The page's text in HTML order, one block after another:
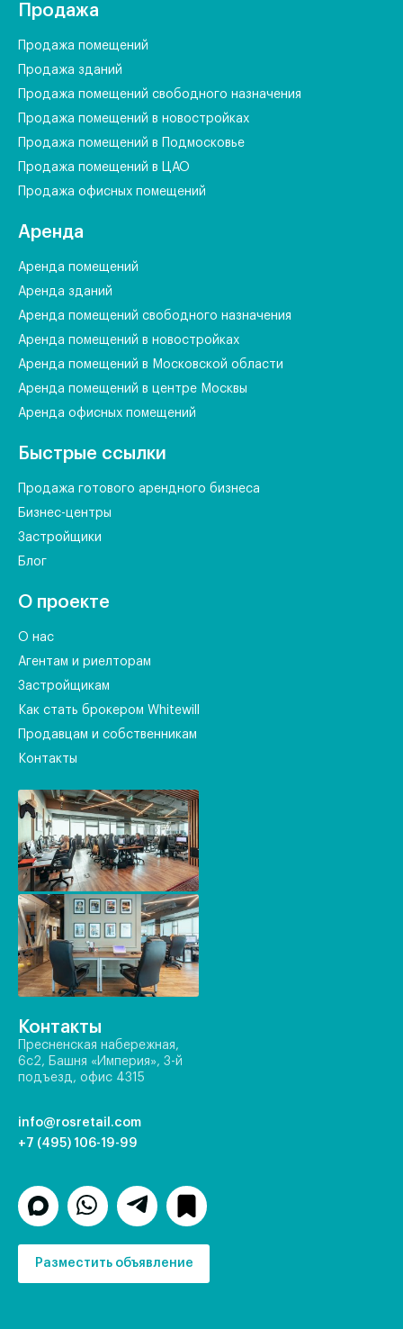
Продажа
Продажа помещений
Продажа зданий
Продажа помещений свободного назначения
Продажа помещений в новостройках
Продажа помещений в Подмосковье
Продажа помещений в ЦАО
Продажа офисных помещений
Аренда
Аренда помещений
Аренда зданий
Аренда помещений свободного назначения
Аренда помещений в новостройках
Аренда помещений в Московской области
Аренда помещений в центре Москвы
Аренда офисных помещений
Быстрые ссылки
Продажа готового арендного бизнеса
Бизнес-центры
Застройщики
Блог
О проекте
О нас
Агентам и риелторам
Застройщикам
Как стать брокером Whitewill
Продавцам и собственникам
Контакты
Контакты
Пресненская набережная,
6с2, Башня «Империя», 3-й
подъезд, офис 4315
info@rosretail.com
+7 (495) 106-19-99
Разместить объявление